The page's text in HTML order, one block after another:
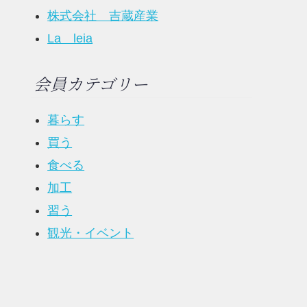
株式会社 吉蔵産業
La leia
会員カテゴリー
暮らす
買う
食べる
加工
習う
観光・イベント